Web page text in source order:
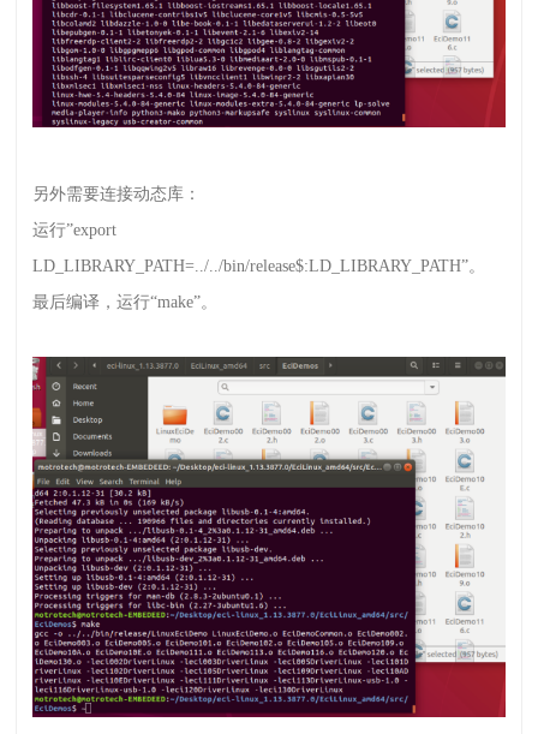
另外需要连接动态库：
运行”export
LD_LIBRARY_PATH=../../bin/release$:LD_LIBRARY_PATH”。
最后编译，运行“make”。